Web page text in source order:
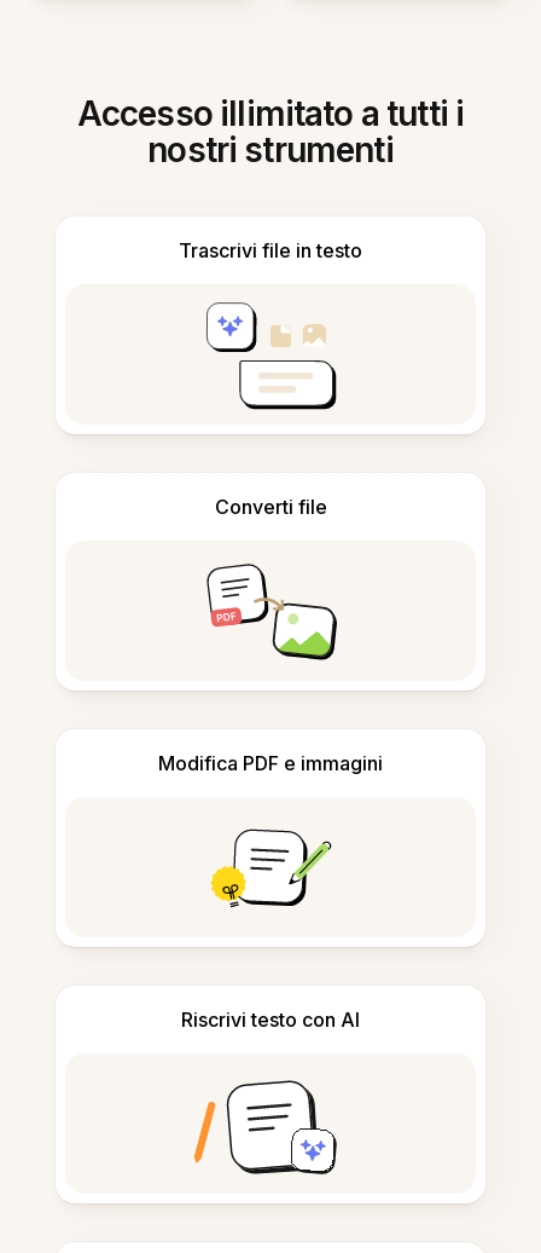
Accesso illimitato a tutti i
nostri strumenti
Trascrivi file in testo
Converti file
Modifica PDF e immagini
Riscrivi testo con AI